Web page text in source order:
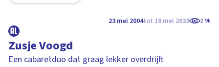
23 mei 2004tot 18 mei 2033 2.9k
Zusje Voogd
Een cabaretduo dat graag lekker overdrijft